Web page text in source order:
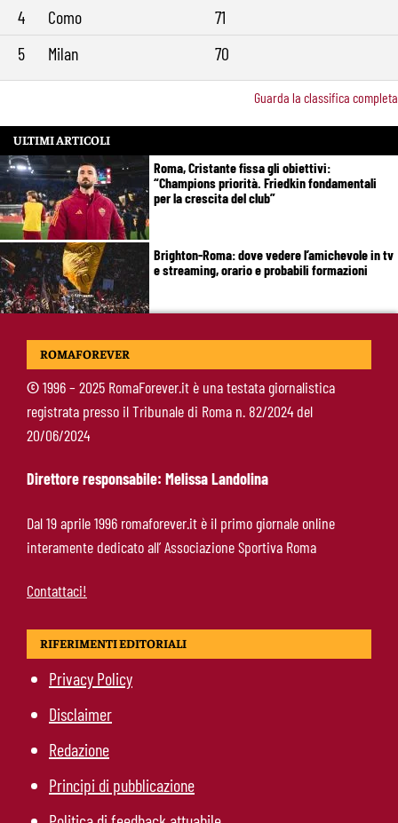
4
Como
71
5
Milan 70
Guarda la classifica completa
ULTIMI ARTICOLI
Roma, Cristante fissa gli obiettivi:
“Champions priorità. Friedkin fondamentali
per la crescita del club”
Brighton-Roma: dove vedere l’amichevole in tv
e streaming, orario e probabili formazioni
Svilar-Roma, promessa sul futuro: “Qui sto
Fofana-Roma, prima offerta respinta: il Lione
boccia la formula
ROMAFOREVER
©1996 – 2025 RomaForever.it è una testata giornalistica
registrata presso il Tribunale di Roma n. 82/2024 del
20/06/2024
Direttore responsabile: Melissa Landolina
Dal 19 aprile 1996 romaforever.it è il primo giornale online
interamente dedicato all’ Associazione Sportiva Roma
Contattaci!
RIFERIMENTI EDITORIALI
Privacy Policy
Disclaimer
Redazione
Principi di pubblicazione